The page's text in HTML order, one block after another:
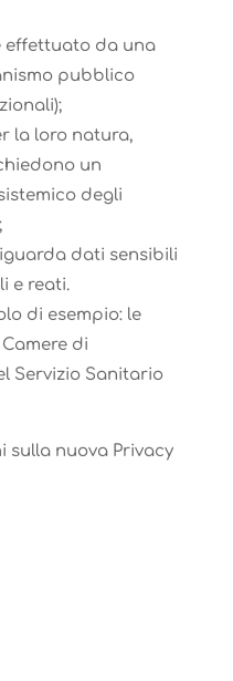
effettuato da una
pubblico
la loro natura,
un
degli
dati sensibili
e reati.
di esempio: le
di
Servizio Sanitario
sulla nuova Privacy